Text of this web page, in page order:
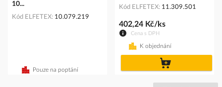
10...
Kód ELFETEX 10.079.219
Pouze na poptání
Kód ELFETEX 11.309.501
Cena s DPH
402,24 Kč/ks
K objednání